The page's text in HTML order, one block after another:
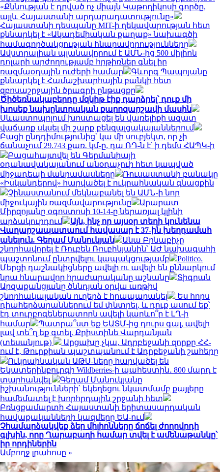
«Քննության է դրված ոչ միայն Կաթողիկոսի գործը,
այլև Հայաստանի արդարադատությունը»
Հայաստանի դեսպանը MIT-ի ղեկավարության հետ
քննարկել է «Ակադեմիական քաղաք» նախագծի
համագործակցության հնարավորությունները
Ավստրալիան պլանավորում է ԱՄՆ-ից 500 միլիոն
դոլարի արժողությամբ հրթիռներ գնել իր
ռազմաօդային ուժերի համար
Գևորգ Պապոյանը
քննարկել է Համաշխարհային բանկի հետ
զբոսաշրջային ծրագրի ընթացքը
Ծիծեռնակաբերդը մզկիթ էիք դարձրել՝ դուք մի
խոսեք նախընտրական քարոզարշավի մասին
Սևաստոպոլում խոստացել են վառելիքի ազատ
վաճառք սկսել մի շարք բենզալցակայաններում
Բացի ընդդիմությունից՝ կա մի սուբյեկտ, որ չի
ճանաչում 29.743 քառ. կմ-ը. դա ՌԴ-ն է՝ ի դեմս ՀԱՊԿ-ի
Բացահայտվել են Գերմանիայի
օդանավակայանում անօդաչուի հետ կապված
միջադեպի մանրամասները
Ռուսաստանի բանակը
«Իսկանդերով» հարվածել է ուկրաինական գնացքին
Չինաստանում մեկնաբանել են ԱՄՆ-ի նոր
միջուկային ռազմավարությունը
Արարատ
Միրզոյանը օգոստոսի 10-14-ը ներառյալ կլինի
արձակուրդում
Այն, ինչ որ այսօր տեղի կունենա
Վաղարշապատաում հավասար է 37-ին խեղդամահ
անելուն. Գեղամ Մանուկյան
Անա Բրնաբիչը
շնորհավորել է Ռուբեն Ռուբինյանին՝ ԱԺ նախագահի
պաշտոնում ընտրվելու կապակցությամբ
Politico.
Մերցի դաշնակիցները ավելի ու ավելի են քննարկում
նրա հնարավոր հրաժարականը աշնանը
Տիգրան
Արզաքանցյանը ծննդյան օրվա առթիվ
շնորհակալական ուղերձ է հրապարակել
Ես հորս
դիահերձարաններում եմ փնտրել, և դուք ասում եք՝
էդ տուրբոգեներատորն ավելի կարևո՞ր է ԼՂ-ի
համար
Պատրա՞ստ եք ԵԱՏՄ-ից դուրս գալ, ավելի
լավ տե՞ղ եք գտել. Քրիստինե Վարդանյան
(տեսանյութ)
Արցախը չկա, Ադրբեջանի զորքը ՀՀ-
ում է, Թուրքիան պաշտպանում է Ադրբեջանի շահերը
Ուկրաինական ԱԹՍ-ները հարվածել են
Եկատերինբուրգի Wildberries-ի պահեստին․ 800 մարդ է
տարհանվել
Գեղամ Մանուկյանը
իշխանությունների՝ եկեղեցու նկատմամբ քայլերը
համեմատել է խորհրդային շրջանի հետ
Բռնցքամարտի Հայաստանի երիտասարդական
հավաքականների կազմերը ԵԱ-ում
Չհամարձակվեք ձեր միլիոնները ճոճել ժողովրդի
գլխին, որը Ղարաբաղի համար տվել է ամենաթանկը՝
իր որդիներին
Ամբողջ լրահոսը »